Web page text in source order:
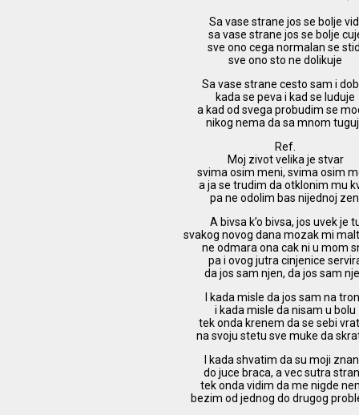
Sa vase strane jos se bolje
sa vase strane jos se bolje
sve ono cega normalan se
sve ono sto ne dolikuje
Sa vase strane cesto sam i
kada se peva i kad se luduje
a kad od svega probudim se
nikog nema da sa mnom
Ref.
Moj zivot velika je stvar
svima osim meni, svima osim
a ja se trudim da otklonim mu
pa ne odolim bas nijednoj
A bivsa k’o bivsa, jos uvek je
svakog novog dana mozak mi
ne odmara ona cak ni u mom
pa i ovog jutra cinjenice
da jos sam njen, da jos sam
I kada misle da jos sam na
i kada misle da nisam u bolu
tek onda krenem da se sebi
na svoju stetu sve muke da
I kada shvatim da su moji
do juce braca, a vec sutra
tek onda vidim da me nigde
bezim od jednog do drugog